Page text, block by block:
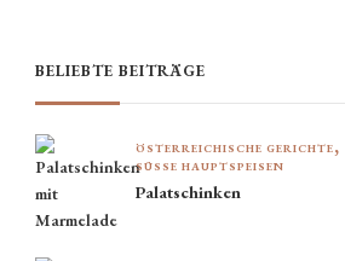
BELIEBTE BEITRÄGE
ÖSTERREICHISCHE GERICHTE
SÜSSE HAUPTSPEISEN
Palatschinken